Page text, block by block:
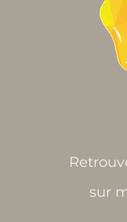
sur